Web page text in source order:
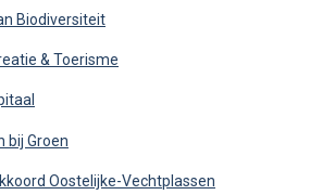
Biodiversiteit
& Toerisme
bij Groen
Oostelijke-Vechtplassen